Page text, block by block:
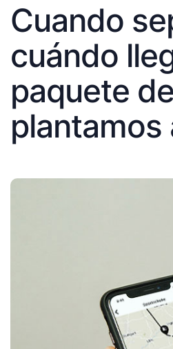
Cuando
cuándo
paquete
plantamos